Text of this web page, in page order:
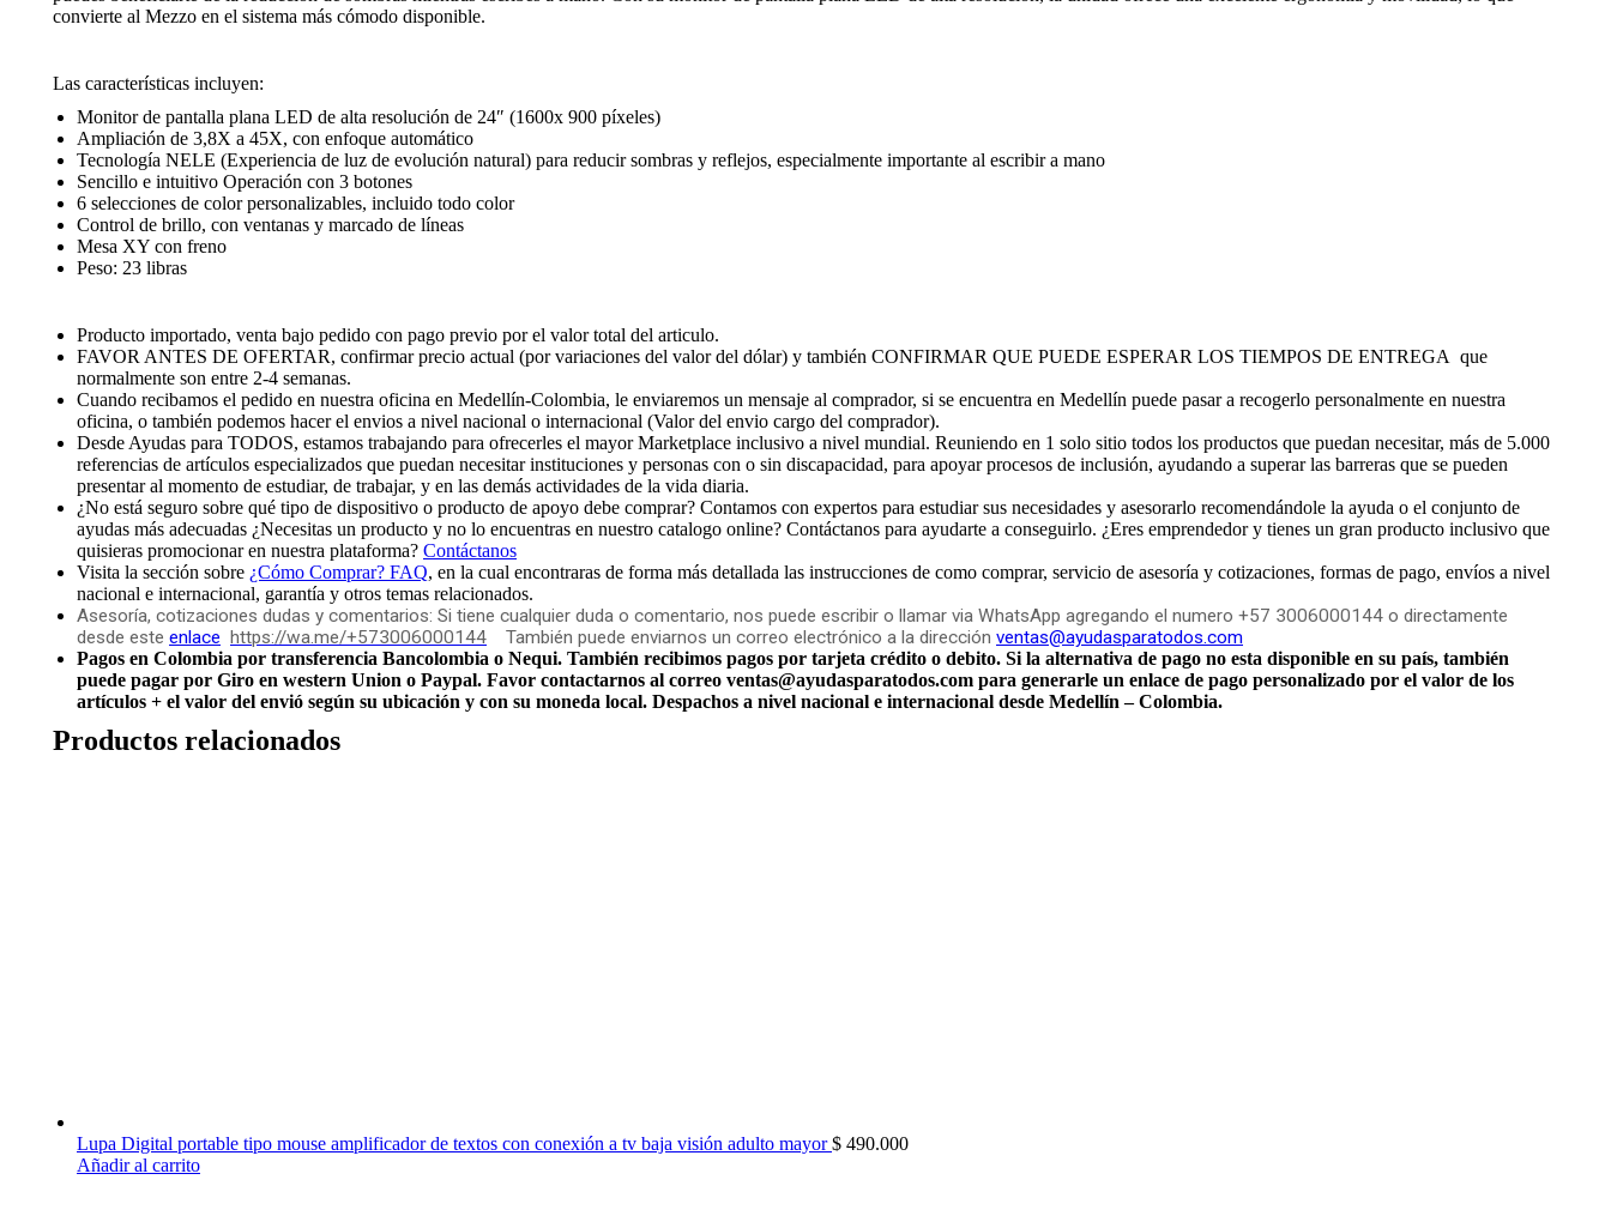
convierte al Mezzo en el sistema más cómodo disponible.
Las características incluyen:
Monitor de pantalla plana LED de alta resolución de 24″ (1600x 900 píxeles)
Ampliación de 3,8X a 45X, con enfoque automático
Tecnología NELE (Experiencia de luz de evolución natural) para reducir sombras y reflejos, especialmente importante al escribir a mano
Sencillo e intuitivo Operación con 3 botones
6 selecciones de color personalizables, incluido todo color
Control de brillo, con ventanas y marcado de líneas
Mesa XY con freno
Peso: 23 libras
Producto importado, venta bajo pedido con pago previo por el valor total del articulo.
FAVOR ANTES DE OFERTAR, confirmar precio actual (por variaciones del valor del dólar) y también CONFIRMAR QUE PUEDE ESPERAR LOS TIEMPOS DE ENTREGA que
normalmente son entre 2-4 semanas.
Cuando recibamos el pedido en nuestra oficina en Medellín-Colombia, le enviaremos un mensaje al comprador, si se encuentra en Medellín puede pasar a recogerlo personalmente en nuestra
oficina, o también podemos hacer el envios a nivel nacional o internacional (Valor del envio cargo del comprador).
Desde Ayudas para TODOS, estamos trabajando para ofrecerles el mayor Marketplace inclusivo a nivel mundial. Reuniendo en 1 solo sitio todos los productos que puedan necesitar, más de 5.000
referencias de artículos especializados que puedan necesitar instituciones y personas con o sin discapacidad, para apoyar procesos de inclusión, ayudando a superar las barreras que se pueden
presentar al momento de estudiar, de trabajar, y en las demás actividades de la vida diaria.
¿No está seguro sobre qué tipo de dispositivo o producto de apoyo debe comprar? Contamos con expertos para estudiar sus necesidades y asesorarlo recomendándole la ayuda o el conjunto de
ayudas más adecuadas ¿Necesitas un producto y no lo encuentras en nuestro catalogo online? Contáctanos para ayudarte a conseguirlo. ¿Eres emprendedor y tienes un gran producto inclusivo que
quisieras promocionar en nuestra plataforma? Contáctanos
Visita la sección sobre ¿Cómo Comprar? FAQ, en la cual encontraras de forma más detallada las instrucciones de como comprar, servicio de asesoría y cotizaciones, formas de pago, envíos a nivel
nacional e internacional, garantía y otros temas relacionados.
Asesoría, cotizaciones dudas y comentarios: Si tiene cualquier duda o comentario, nos puede escribir o llamar via WhatsApp agregando el numero +57 3006000144 o directamente
desde este enlace https://wa.me/+573006000144 También puede enviarnos un correo electrónico a la dirección ventas@ayudasparatodos.com
Pagos en Colombia por transferencia Bancolombia o Nequi. También recibimos pagos por tarjeta crédito o debito. Si la alternativa de pago no esta disponible en su país, también
puede pagar por Giro en western Union o Paypal. Favor contactarnos al correo ventas@ayudasparatodos.com para generarle un enlace de pago personalizado por el valor de los
artículos + el valor del envió según su ubicación y con su moneda local. Despachos a nivel nacional e internacional desde Medellín – Colombia.
Productos relacionados
Lupa Digital portable tipo mouse amplificador de textos con conexión a tv baja visión adulto mayor$ 490.000
Añadir al carrito